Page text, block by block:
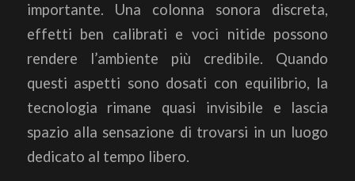
importante. Una colonna sonora discreta,
effetti ben calibrati e voci nitide possono
rendere l’ambiente più credibile. Quando
questi aspetti sono dosati con equilibrio, la
tecnologia rimane quasi invisibile e lascia
spazio alla sensazione di trovarsi in un luogo
dedicato al tempo libero.